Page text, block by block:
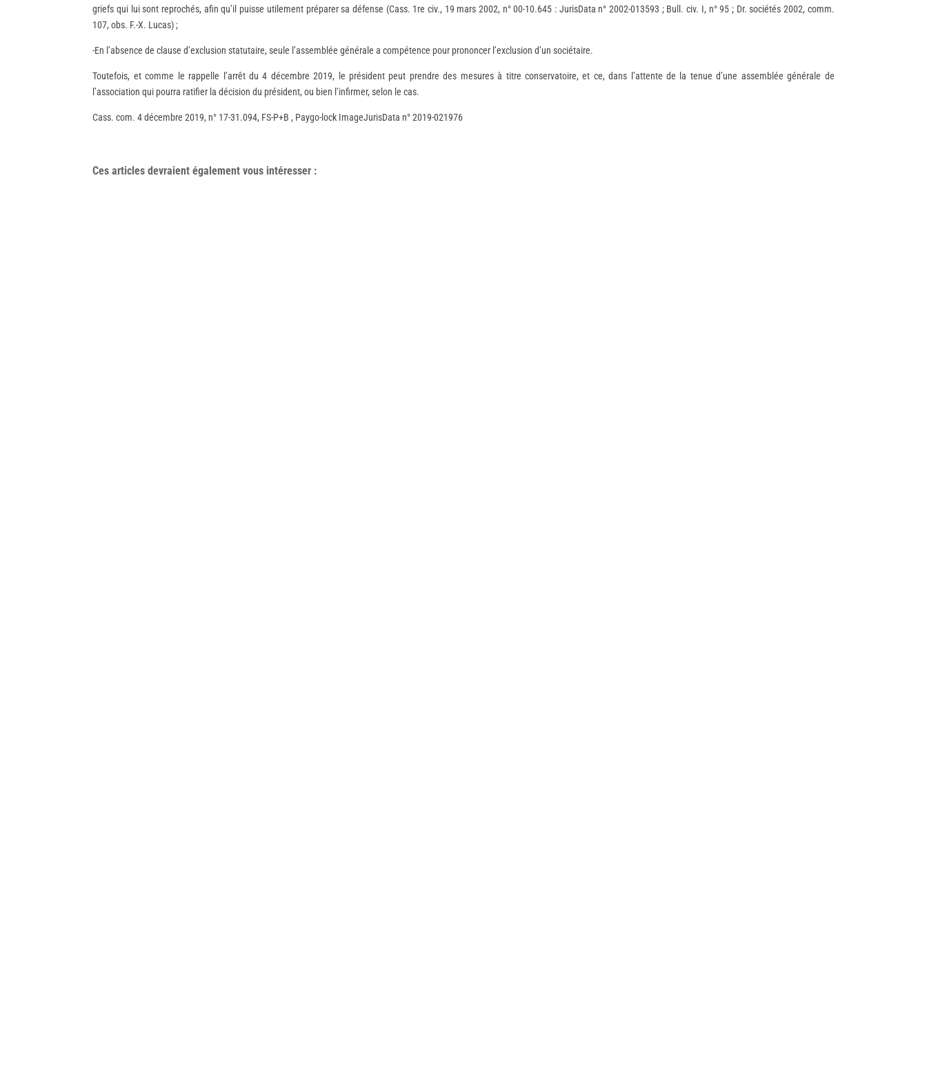
griefs qui lui sont reprochés, afin qu’il puisse utilement préparer sa défense (Cass. 1re civ., 19 mars 2002, n° 00-10.645 : JurisData n° 2002-013593 ; Bull. civ. I, n° 95 ; Dr. sociétés 2002, comm.
107, obs. F.-X. Lucas) ;
-En l’absence de clause d’exclusion statutaire, seule l’assemblée générale a compétence pour prononcer l’exclusion d’un sociétaire.
Toutefois, et comme le rappelle l’arrêt du 4 décembre 2019, le président peut prendre des mesures à titre conservatoire, et ce, dans l’attente de la tenue d’une assemblée générale de
l’association qui pourra ratifier la décision du président, ou bien l’infirmer, selon le cas.
Cass. com. 4 décembre 2019, n° 17-31.094, FS-P+B , Paygo-lock ImageJurisData n° 2019-021976
Ces articles devraient également vous intéresser :